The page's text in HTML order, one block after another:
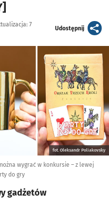
7
Udostępnijartykuł
fot. Oleksandr Poliakovsky
wygrać w konkursie – z lewej
do gry
gadżetów